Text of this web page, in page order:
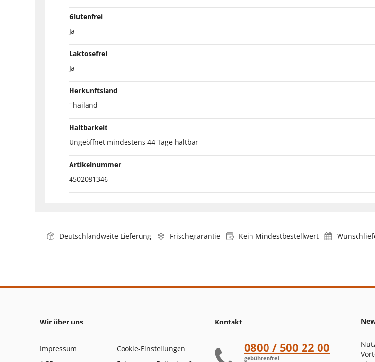
Glutenfrei
Ja
Laktosefrei
Ja
Herkunftsland
Thailand
Haltbarkeit
Ungeöffnet mindestens 44 Tage haltbar
Artikelnummer
4502081346
Deutschlandweite Lieferung Frischegarantie Kein Mindestbestellwert
Wir über uns
Impressum
Cookie-Einstellungen
Kontakt
0800 / 500 22 00
gebührenfrei